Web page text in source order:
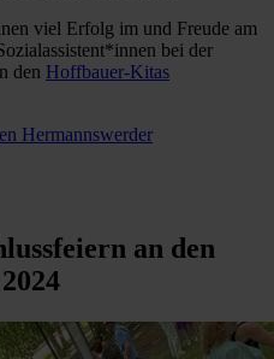
viel Erfolg im und Freude am
bei der
den Hoffbauer-Kitas
Hermannswerder
an den